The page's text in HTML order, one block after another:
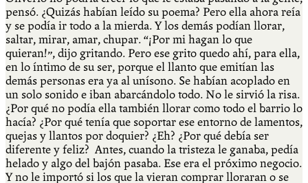
pensó. ¿Quizás habían leído su poema? Pero ella ahora reía
y se podía ir todo a la mierda. Y los demás podían llorar,
saltar, mirar, amar, chupar. “¡Por mi hagan lo que
quieran!”, dijo gritando. Pero ese grito quedo ahí, para ella,
en lo íntimo de su ser, porque el llanto que emitían las
demás personas era ya al unísono. Se habían acoplado en
un solo sonido e iban abarcándolo todo. No le sirvió la risa.
¿Por qué no podía ella también llorar como todo el barrio lo
hacía? ¿Por qué tenía que soportar ese entorno de lamentos,
quejas y llantos por doquier? ¿Eh? ¿Por qué debía ser
diferente y feliz? Antes, cuando la tristeza le ganaba, pedía
helado y algo del bajón pasaba. Ese era el próximo negocio.
Y no le importó si los que la vieran comprar lloraran o se